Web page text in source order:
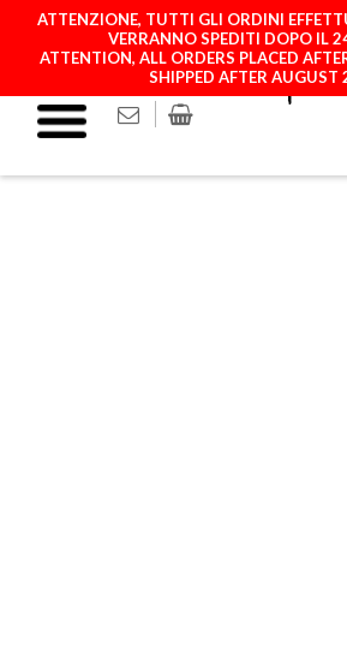
ATTENZIONE, TUTTI GLI ORDINI
VERRANNO SPEDITI DOPO IL
ATTENTION, ALL ORDERS PLACED
SHIPPED AFTER AUGUST